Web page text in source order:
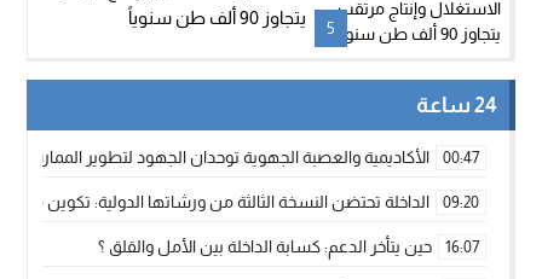
5
يتجاوز 90 ألف طن سنوياً
24 ساعة
00:47 الأكاديمية والعصبة الجهوية توحدان الجهود لتطوير الممارسة
09:20 الداخلة تحتضن النسخة الثالثة من ورشاتها الدولية: تكوين
16:07 حين يتأخر الدعم: كسابة الداخلة بين الأمل والقلق ؟